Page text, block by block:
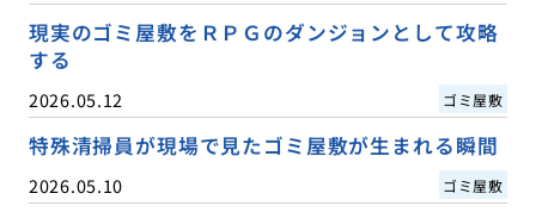
現実のゴミ屋敷をＲＰＧのダンジョンとして攻略
する
2026.05.12 ゴミ屋敷
特殊清掃員が現場で見たゴミ屋敷が生まれる瞬間
2026.05.10 ゴミ屋敷